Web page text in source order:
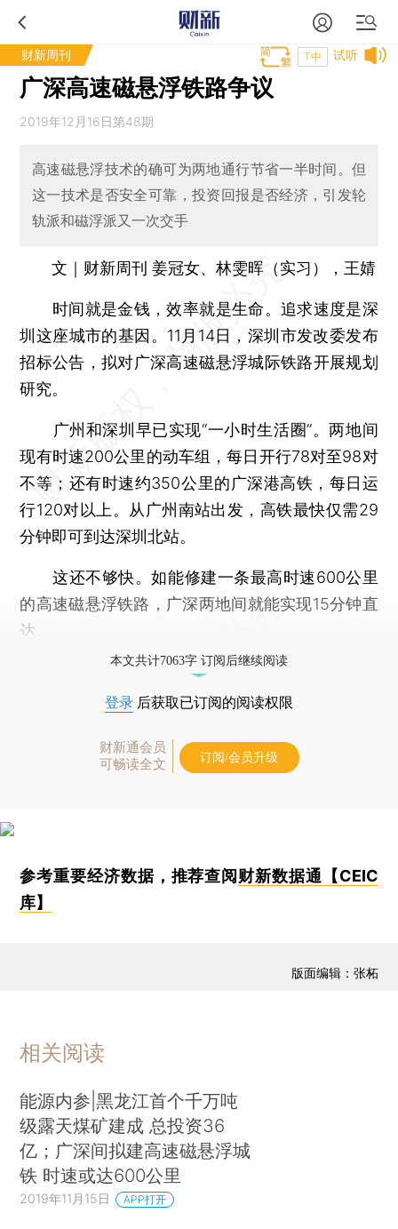
财新周刊 试听
T中
广深高速磁悬浮铁路争议
2019年12月16日第48期
高速磁悬浮技术的确可为两地通行节省一半时间。但
这一技术是否安全可靠，投资回报是否经济，引发轮
轨派和磁浮派又一次交手
文｜财新周刊 姜冠女、林雯晖（实习），王婧
时间就是金钱，效率就是生命。追求速度是深
圳这座城市的基因。11月14日，深圳市发改委发布
招标公告，拟对广深高速磁悬浮城际铁路开展规划
研究。
广州和深圳早已实现“一小时生活圈”。两地间
现有时速200公里的动车组，每日开行78对至98对
不等；还有时速约350公里的广深港高铁，每日运
行120对以上。从广州南站出发，高铁最快仅需29
分钟即可到达深圳北站。
这还不够快。如能修建一条最高时速600公里
的高速磁悬浮铁路，广深两地间就能实现15分钟直
达。
本文共计7063字 订阅后继续阅读
登录 后获取已订阅的阅读权限
财新通会员
可畅读全文
订阅/会员升级
参考重要经济数据，推荐查阅 财新数据通【CEIC
库】
版面编辑：张柘
相关阅读
能源内参|黑龙江首个千万吨
级露天煤矿建成 总投资36
亿；广深间拟建高速磁悬浮城
铁 时速或达600公里
2019年11月15日 APP打开